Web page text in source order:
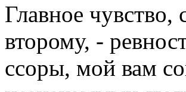
Главное
второму, -
ссоры, мой вам